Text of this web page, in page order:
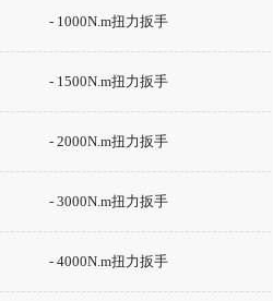
- 1000N.m扭力扳手
- 1500N.m扭力扳手
- 2000N.m扭力扳手
- 3000N.m扭力扳手
- 4000N.m扭力扳手